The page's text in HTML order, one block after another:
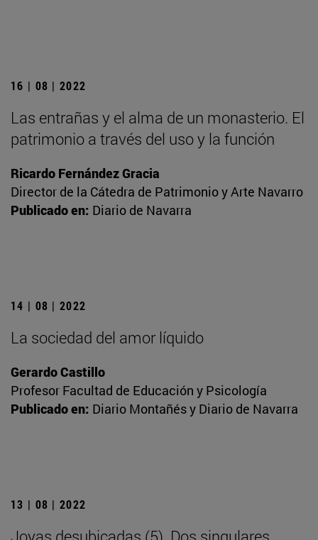
16 | 08 | 2022
Las entrañas y el alma de un monasterio. El
patrimonio a través del uso y la función
Ricardo Fernández Gracia
Director de la Cátedra de Patrimonio y Arte Navarro
Publicado en: Diario de Navarra
14 | 08 | 2022
La sociedad del amor líquido
Gerardo Castillo
Profesor Facultad de Educación y Psicología
Publicado en: Diario Montañés y Diario de Navarra
13 | 08 | 2022